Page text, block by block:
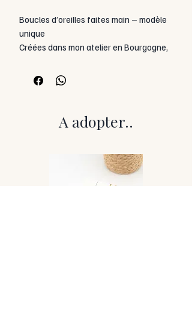
Boucles d’oreilles faites main – modèle
unique
Créées dans mon atelier en Bourgogne,
résine pigmentée, parfois enrichie
d’inclusions.
tige ou crochet hypoallergénique.
Un chiffon doux est fourni.
Évitez l’eau, le parfum, les produits
A adopter..